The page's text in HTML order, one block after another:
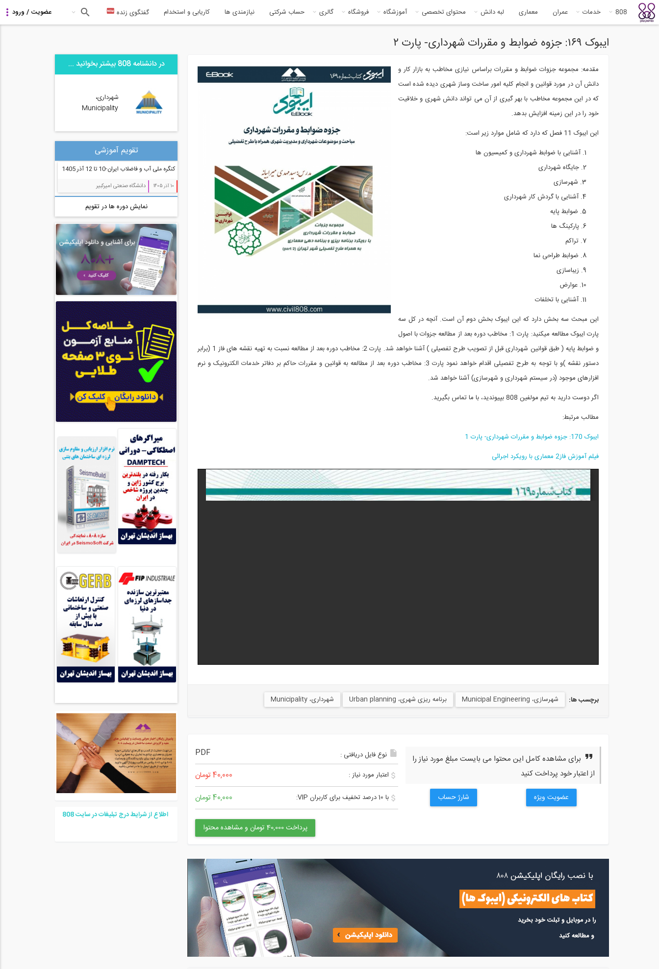
808 خدمات عمران معماری لبه دانش محتوای تخصصی آموزشگاه فروشگاه گالری حساب شرکتی نیازمندی ها کاریابی و استخدام گفتگوی زنده
ایبوک ۱۶۹: جزوه ضوابط و مقررات شهرداری- پارت ۲
مقدمه: مجموعه جزوات ضوابط و مقررات براساس نیازی مخاطب به بازار کار و
دانش آن در مورد قوانین و انجام کلیه امور ساخت وساز شهری دیده شده است
که در این مجموعه مخاطب با بهر گیری از آن می تواند دانش شهری و خلاقیت
خود را در این زمینه افزایش بدهد.
این ایبوک 11 فصل که دارد که شامل موارد زیر است:
آشنایی با ضوابط شهرداری و کمیسیون ها
جایگاه شهرداری
شهرسازی
آشنایی با گردش کار شهرداری
ضوابط پایه
پارکینگ ها
تراکم
ضوابط طراحی نما
زیباسازی
عوارض
آشنایی با تخلفات
این مبحث سه بخش دارد که این ایبوک بخش دوم آن است. آنچه در کل سه
پارت ایبوک مطالعه میکنید: پارت 1: مخاطب دوره بعد از مطالعه جزوات با اصول
و ضوابط پایه ( طبق قوانین شهرداری قبل از تصویب طرح تفصیلی ) آشنا خواهد شد. پارت 2: مخاطب دوره بعد از مطالعه نسبت به تهیه نقشه های فاز 1 (برابر
دستور نقشه )و با توجه به طرح تفصیلی اقدام خواهد نمود پارت 3: مخاطب دوره بعد از مطالعه به قوانین و مقررات حاکم بر دفاتر خدمات الکترونیک و نرم
افزارهای موجود (در سیستم شهرداری و شهرسازی) آشنا خواهد شد.
اگر دوست دارید به تیم مولفین 808 بپیوندید، با ما تماس بگیرید.
مطالب مرتبط:
ایبوک 170: جزوه ضوابط و مقررات شهرداری- پارت 1
فیلم آموزش فاز2 معماری با رویکرد اجرائی
برچسب ها: شهرسازی، Municipal Engineering برنامه ریزی شهری، Urban planning شهرداری، Municipality
برای مشاهده کامل این محتوا می بایست مبلغ مورد نیاز را
از اعتبار خود پرداخت کنید
عضویت ویژه شارژ حساب
نوع فایل دریافتی : PDF
اعتبار مورد نیاز : 40,000 تومان
با 10 درصد تخفیف برای کاربران VIP: 40,000 تومان
پرداخت 40,000 تومان و مشاهده محتوا
در دانشنامه 808 بیشتر بخوانید ...
شهرداری،
Municipality
تقویم آموزشی
کنگره ملی آب و فاضلاب ایران-10 تا 12 آذر 1405
10 آذر 1405 دانشگاه صنعتی امیرکبیر
نمایش دوره ها در تقویم
اطلاع از شرایط درج تبلیغات در سایت 808